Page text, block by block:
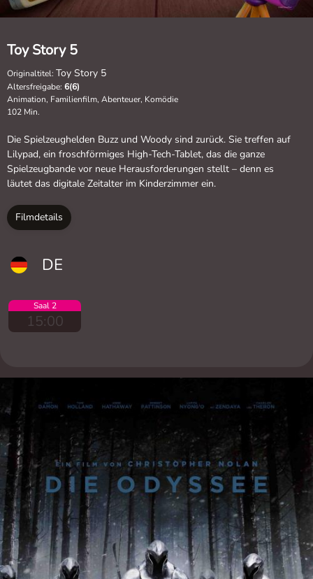
Toy Story 5
Originaltitel: Toy Story 5
Altersfreigabe: 6(6)
Animation, Familienfilm, Abenteuer, Komödie
102 Min.
Die Spielzeughelden Buzz und Woody sind zurück. Sie treffen auf
Lilypad, ein froschförmiges High-Tech-Tablet, das die ganze
Spielzeugbande vor neue Herausforderungen stellt – denn es
läutet das digitale Zeitalter im Kinderzimmer ein.
Filmdetails
DE
Saal 2
15:00